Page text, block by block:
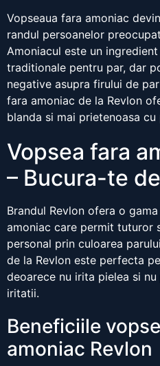
Vopseaua fara amoniac
randul persoanelor
Amoniacul este un
traditionale pentru par, dar
negative asupra firului de
fara amoniac de la Revlon
blanda si mai prietenoasa
Vopsea fara
– Bucura-te
Brandul Revlon ofera o
amoniac care permit tuturor
personal prin culoarea
de la Revlon este perfecta
deoarece nu irita pielea si
iritatii.
Beneficiile
amoniac Revlon